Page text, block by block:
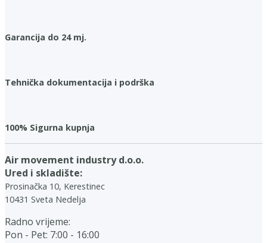
Garancija do 24 mj.
Tehnička dokumentacija i podrška
100% Sigurna kupnja
Air movement industry d.o.o.
Ured i skladište:
Prosinačka 10, Kerestinec
10431 Sveta Nedelja
Radno vrijeme:
Pon - Pet: 7:00 - 16:00